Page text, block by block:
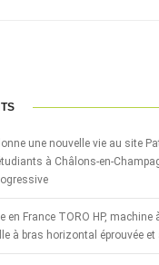
une nouvelle vie au site
à Châlons-en-
en France TORO HP, machine
à bras horizontal éprouvée et